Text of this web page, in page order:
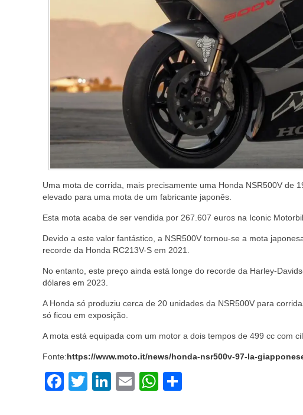
Uma mota de corrida, mais precisamente uma Honda NSR500V de
elevado para uma mota de um fabricante japonês.
Esta mota acaba de ser vendida por 267.607 euros na Iconic
Devido a este valor fantástico, a NSR500V tornou-se a mota
recorde da Honda RC213V-S em 2021.
No entanto, este preço ainda está longe do recorde da Harley-
dólares em 2023.
A Honda só produziu cerca de 20 unidades da NSR500V para
só ficou em exposição.
A mota está equipada com um motor a dois tempos de 499 cc com
Fonte:https://www.moto.it/news/honda-nsr500v-97-la-
Facebook
TwitterLinkedIn
EmailWhatsApp